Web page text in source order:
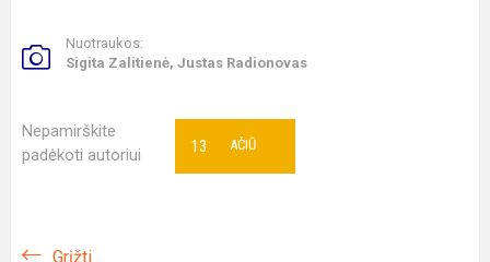
Nuotraukos:
Sigita Zalitienė, Justas Radionovas
Nepamirškite
padėkoti autoriui
AČIŪ
13
Grįžti